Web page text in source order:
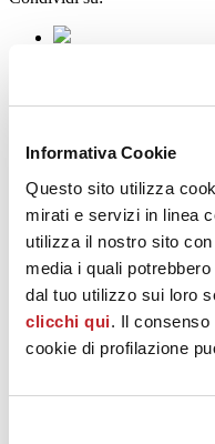
Informativa Cookie
Questo sito utilizza
mirati e servizi in linea
utilizza il nostro sito
media i quali
dal tuo utilizzo sui loro
clicchi qui. Il
cookie di profilazione
News
aziende